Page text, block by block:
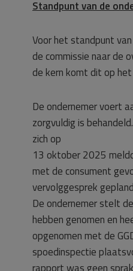
Standpunt van de
Voor het standpunt
de commissie naar de
de kern komt dit op
De ondernemer voert
zorgvuldig is
zich op
13 oktober 2025
met de consument
vervolggesprek
De ondernemer stelt
hebben genomen en
opgenomen met de
spoedinspectie